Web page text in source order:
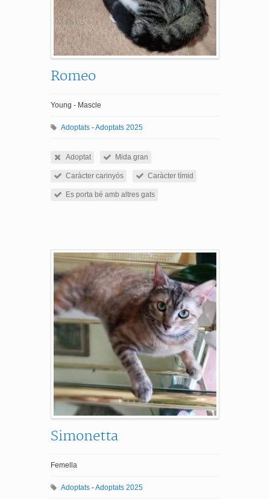
Romeo
Young - Mascle
Adoptats -Adoptats 2025
Adoptat Mida gran
Caràcter carinyós Caràcter tímid
Es porta bé amb altres gats
Simonetta
Femella
Adoptats -Adoptats 2025